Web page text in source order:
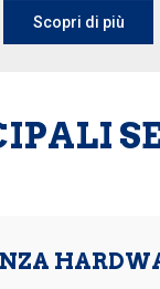
Scopri di più